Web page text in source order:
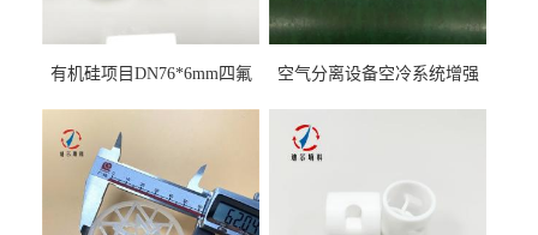
有机硅项目DN76*6mm四氟
空气分离设备空冷系统增强